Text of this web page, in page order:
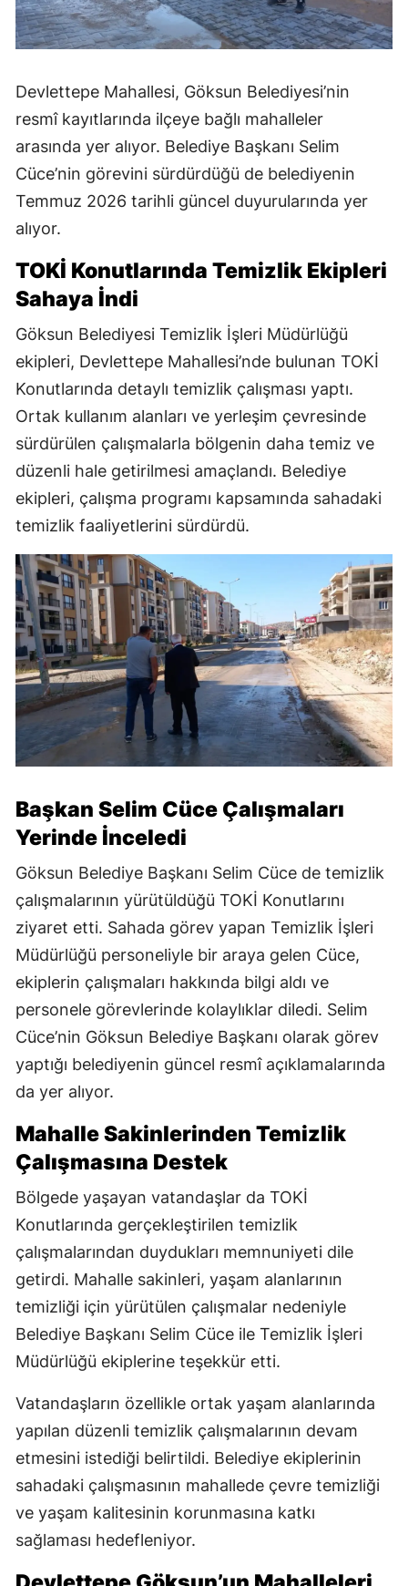
Devlettepe Mahallesi, Göksun Belediyesi’nin
resmî kayıtlarında ilçeye bağlı mahalleler
arasında yer alıyor. Belediye Başkanı Selim
Cüce’nin görevini sürdürdüğü de belediyenin
Temmuz 2026 tarihli güncel duyurularında yer
alıyor.
TOKİ Konutlarında Temizlik Ekipleri
Sahaya İndi
Göksun Belediyesi Temizlik İşleri Müdürlüğü
ekipleri, Devlettepe Mahallesi’nde bulunan TOKİ
Konutlarında detaylı temizlik çalışması yaptı.
Ortak kullanım alanları ve yerleşim çevresinde
sürdürülen çalışmalarla bölgenin daha temiz ve
düzenli hale getirilmesi amaçlandı. Belediye
ekipleri, çalışma programı kapsamında sahadaki
temizlik faaliyetlerini sürdürdü.
Başkan Selim Cüce Çalışmaları
Yerinde İnceledi
Göksun Belediye Başkanı Selim Cüce de temizlik
çalışmalarının yürütüldüğü TOKİ Konutlarını
ziyaret etti. Sahada görev yapan Temizlik İşleri
Müdürlüğü personeliyle bir araya gelen Cüce,
ekiplerin çalışmaları hakkında bilgi aldı ve
personele görevlerinde kolaylıklar diledi. Selim
Cüce’nin Göksun Belediye Başkanı olarak görev
yaptığı belediyenin güncel resmî açıklamalarında
da yer alıyor.
Mahalle Sakinlerinden Temizlik
Çalışmasına Destek
Bölgede yaşayan vatandaşlar da TOKİ
Konutlarında gerçekleştirilen temizlik
çalışmalarından duydukları memnuniyeti dile
getirdi. Mahalle sakinleri, yaşam alanlarının
temizliği için yürütülen çalışmalar nedeniyle
Belediye Başkanı Selim Cüce ile Temizlik İşleri
Müdürlüğü ekiplerine teşekkür etti.
Vatandaşların özellikle ortak yaşam alanlarında
yapılan düzenli temizlik çalışmalarının devam
etmesini istediği belirtildi. Belediye ekiplerinin
sahadaki çalışmasının mahallede çevre temizliği
ve yaşam kalitesinin korunmasına katkı
sağlaması hedefleniyor.